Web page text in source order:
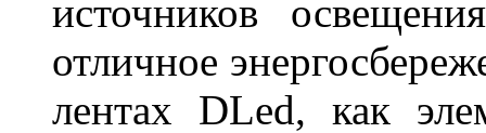
источников
отличное
лентах DLed, как